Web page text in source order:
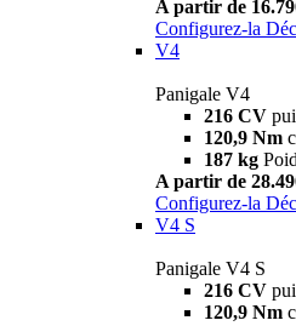
A partir de
Configurez-la
V4
Panigale V4
216 CV
120,9 Nm
187 kg
A partir de
Configurez-la
V4 S
Panigale V4 S
216 CV
120,9 Nm